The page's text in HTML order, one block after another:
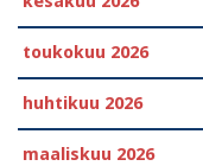
toukokuu 2026
huhtikuu 2026
maaliskuu 2026